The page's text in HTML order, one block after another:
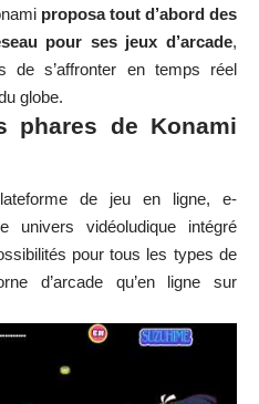
proposa tout d’abord des
pour ses jeux d’arcade,
de s’affronter en temps réel
globe.
phares de Konami
de jeu en ligne, e-
univers vidéoludique intégré
pour tous les types de
d’arcade qu’en ligne sur